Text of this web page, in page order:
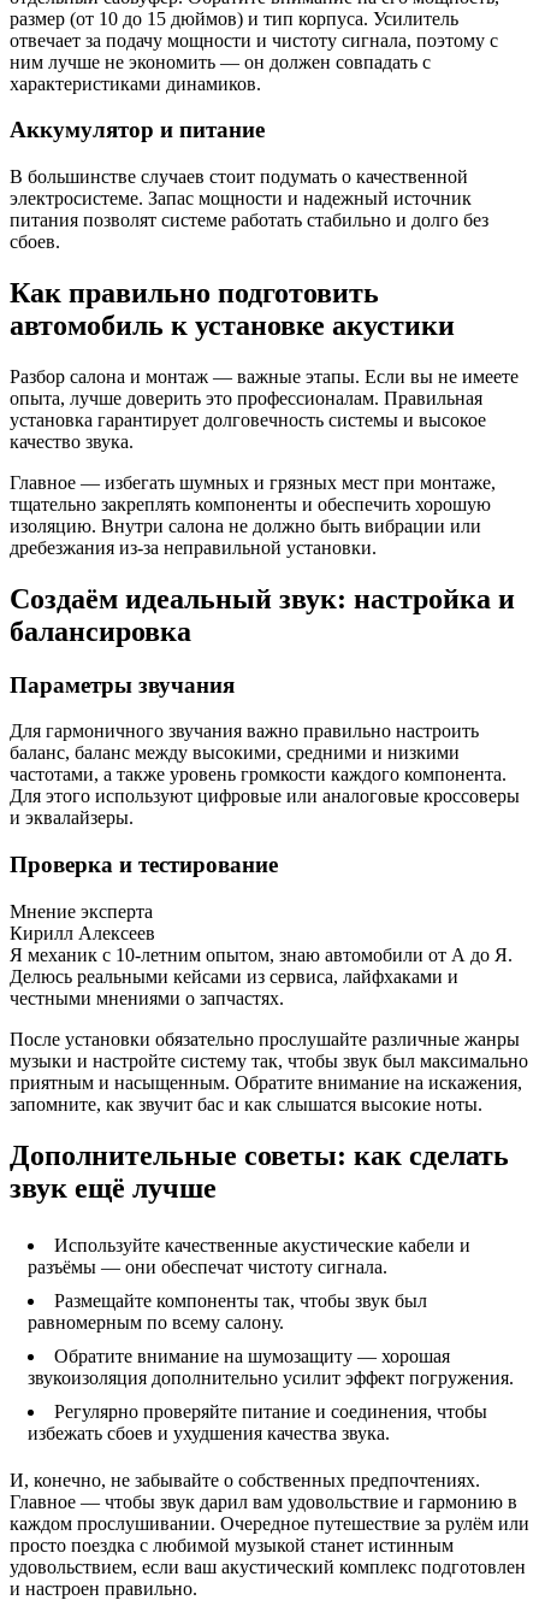
размер (от 10 до 15 дюймов) и тип корпуса. Усилитель
отвечает за подачу мощности и чистоту сигнала, поэтому с
ним лучше не экономить — он должен совпадать с
характеристиками динамиков.
Аккумулятор и питание
В большинстве случаев стоит подумать о качественной
электросистеме. Запас мощности и надежный источник
питания позволят системе работать стабильно и долго без
сбоев.
Как правильно подготовить
автомобиль к установке акустики
Разбор салона и монтаж — важные этапы. Если вы не имеете
опыта, лучше доверить это профессионалам. Правильная
установка гарантирует долговечность системы и высокое
качество звука.
Главное — избегать шумных и грязных мест при монтаже,
тщательно закреплять компоненты и обеспечить хорошую
изоляцию. Внутри салона не должно быть вибрации или
дребезжания из-за неправильной установки.
Создаём идеальный звук: настройка и
балансировка
Параметры звучания
Для гармоничного звучания важно правильно настроить
баланс, баланс между высокими, средними и низкими
частотами, а также уровень громкости каждого компонента.
Для этого используют цифровые или аналоговые кроссоверы
и эквалайзеры.
Проверка и тестирование
Мнение эксперта
Кирилл Алексеев
Я механик с 10-летним опытом, знаю автомобили от А до Я.
Делюсь реальными кейсами из сервиса, лайфхаками и
честными мнениями о запчастях.
После установки обязательно прослушайте различные жанры
музыки и настройте систему так, чтобы звук был максимально
приятным и насыщенным. Обратите внимание на искажения,
запомните, как звучит бас и как слышатся высокие ноты.
Дополнительные советы: как сделать
звук ещё лучше
Используйте качественные акустические кабели и
разъёмы — они обеспечат чистоту сигнала.
Размещайте компоненты так, чтобы звук был
равномерным по всему салону.
Обратите внимание на шумозащиту — хорошая
звукоизоляция дополнительно усилит эффект погружения.
Регулярно проверяйте питание и соединения, чтобы
избежать сбоев и ухудшения качества звука.
И, конечно, не забывайте о собственных предпочтениях.
Главное — чтобы звук дарил вам удовольствие и гармонию в
каждом прослушивании. Очередное путешествие за рулём или
просто поездка с любимой музыкой станет истинным
удовольствием, если ваш акустический комплекс подготовлен
и настроен правильно.